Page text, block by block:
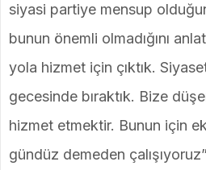
siyasi partiye mensup
bunun önemli olmadığını
yola hizmet için çıktık.
gecesinde bıraktık. Bize
hizmet etmektir. Bunun için
gündüz demeden